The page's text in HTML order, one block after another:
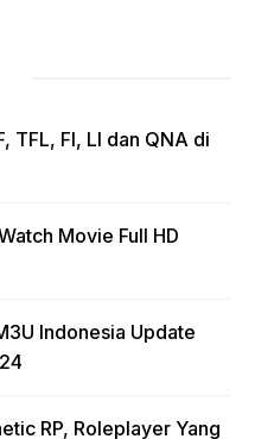
TFL, FI, LI dan QNA di
Movie Full HD
Indonesia Update
RP, Roleplayer Yang